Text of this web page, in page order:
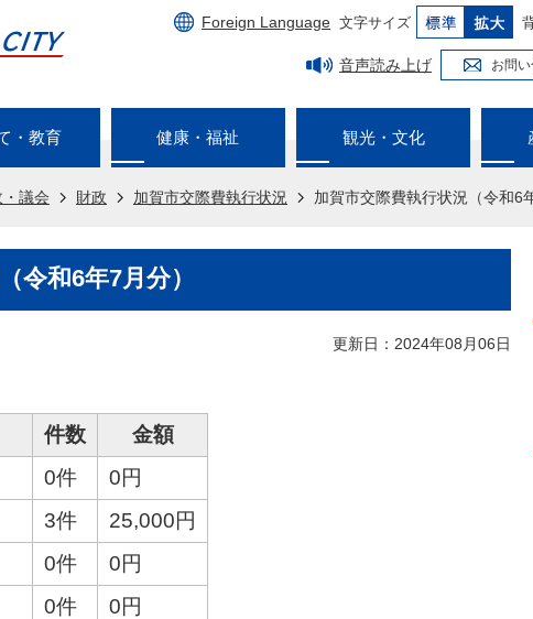
Foreign Language 文字サイズ
音声読み上げ お問
・教育 健康・福祉 観光・文化
議会 財政 加賀市交際費執行状況 加賀市交際費執行状況（令和6
令和6年7月分）
更新日：2024年08月06日
件数
金額
0件
0円
3件
25,000円
0件
0円
0件
0円